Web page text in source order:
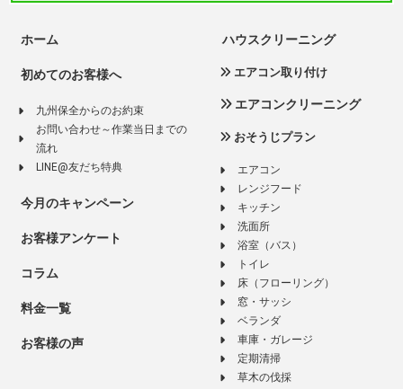
ホーム
初めてのお客様へ
九州保全からのお約束
お問い合わせ～作業当日までの
流れ
LINE@友だち特典
今月のキャンペーン
お客様アンケート
コラム
料金一覧
お客様の声
ハウスクリーニング
エアコン取り付け
エアコンクリーニング
おそうじプラン
エアコン
レンジフード
キッチン
洗面所
浴室（バス）
トイレ
床（フローリング）
窓・サッシ
ベランダ
車庫・ガレージ
定期清掃
草木の伐採